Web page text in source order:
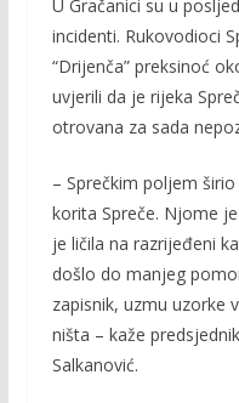
U Gračanici su u
incidenti. Rukovodioci
“Drijenča” preksinoć
uvjerili da je rijeka
otrovana za sada
– Sprečkim poljem
korita Spreče. Njome
je ličila na razrijeđeni
došlo do manjeg
zapisnik, uzmu uzorke
ništa – kaže
Salkanović.